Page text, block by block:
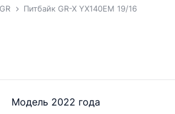
GR Питбайк GR-X YX140EM 19/16
Модель 2022 года